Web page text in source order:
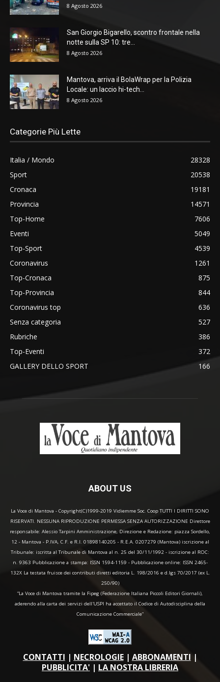
8 Agosto 2026
San Giorgio Bigarello, scontro frontale nella
notte sulla SP 10: tre...
8 Agosto 2026
Mantova, arriva il BolaWrap per la Polizia
Locale: un laccio hi-tech...
8 Agosto 2026
Categorie Più Lette
Italia / Mondo
28328
Sport
20538
Cronaca
19181
Provincia
14571
Top-Home
7606
Eventi
5049
Top-Sport
4539
Coronavirus
1261
Top-Cronaca
875
Top-Provincia
844
Coronavirus top
636
Senza categoria
527
Rubriche
386
Top-Eventi
372
GALLERY DELLO SPORT
166
ABOUT US
La Voce di Mantova - Copyright(C)1999-2019 Vidiemme Soc. Coop TUTTI I DIRITTI SONO
RISERVATI. NESSUNA RIPRODUZIONE PERMESSA SENZA AUTORIZZAZIONE Direttore
responsabile: Alessio Tarpini Amministrazione, Direzione e Redazione: piazza Sordello,
12 - Mantova - P.IVA, C.F. e R.I. 01898140205 - R.E.A. 0207279 (Mantova) iscrizione al
Tribunale: iscritta al Tribunale di Mantova al n. 25 del 30/11/1992 - iscrizione al ROC:
n. 9363 Pubblicazione a stampa: ISSN 1594-1159 - Pubblicazione online: ISSN 2465-
132X La testata fruisce dei contributi diretti editoria L. 198/2016 e d.lgs 70/2017 (ex L.
250/90)
“La Voce di Mantova tramite la Fipeg (Federazione Italiana Piccoli Editori Giornali),
aderendo alla carta dei servizi dell'USPI ha accettato il Codice di Autodisciplina della
Comunicazione Commerciale"
CONTATTI | NECROLOGIE| ABBONAMENTI |
PUBBLICITA' | LA NOSTRA LIBRERIA